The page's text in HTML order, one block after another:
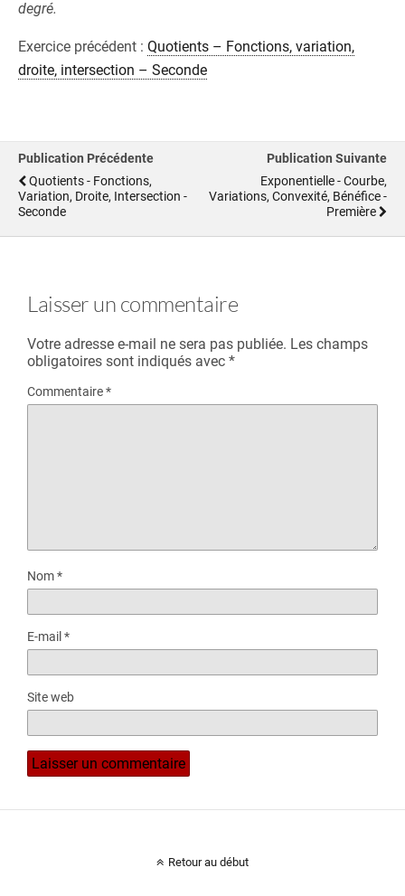
degré.
Exercice précédent : Quotients – Fonctions, variation,
droite, intersection – Seconde
Publication Précédente
Quotients - Fonctions,
Variation, Droite, Intersection -
Seconde
Publication Suivante
Exponentielle - Courbe,
Variations, Convexité, Bénéfice -
Première
Laisser un commentaire
Votre adresse e-mail ne sera pas publiée. Les champs
obligatoires sont indiqués avec *
Commentaire*
Nom*
E-mail *
Site web
Retour au début